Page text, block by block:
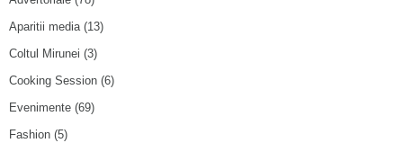
Aparitii media(13)
Coltul Mirunei (3)
Cooking Session (6)
Evenimente (69)
Fashion (5)